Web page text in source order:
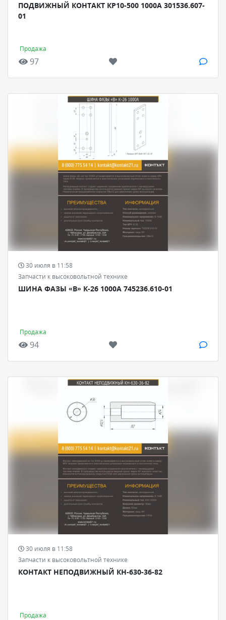
ПОДВИЖНЫЙ КОНТАКТ КР10-500 1000А 301536.607-
01
Продажа
97
30 июля в 11:58
Запчасти к высоковольтной технике
ШИНА ФАЗЫ «В» К-26 1000А 745236.610-01
Продажа
94
30 июля в 11:58
Запчасти к высоковольтной технике
КОНТАКТ НЕПОДВИЖНЫЙ КН-630-36-82
Продажа